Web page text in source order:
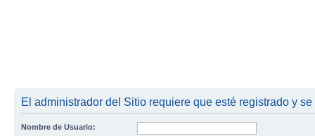
El administrador del Sitio requiere que esté registrado y
Nombre de Usuario: